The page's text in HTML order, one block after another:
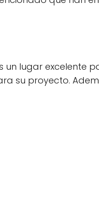
un lugar excelente
su proyecto.